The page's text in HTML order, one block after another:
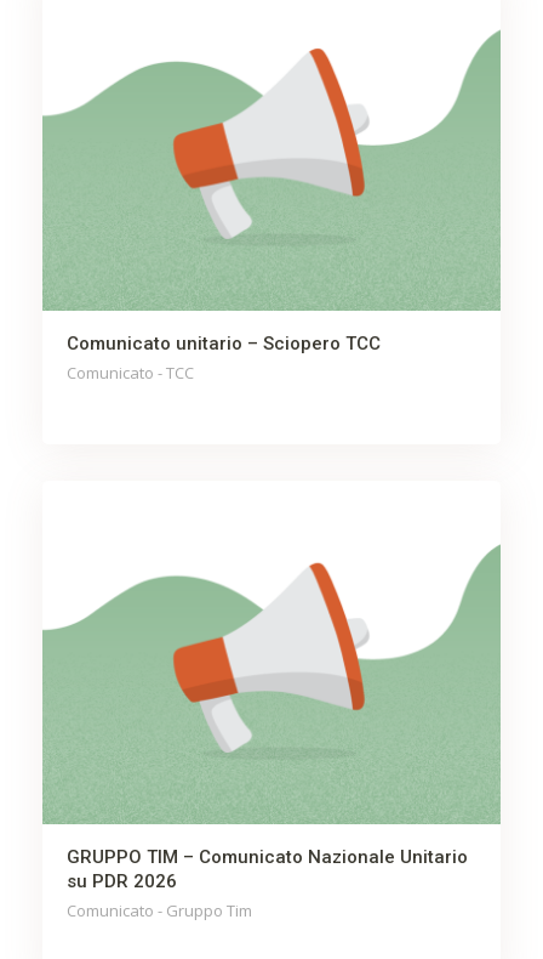
Comunicato unitario – Sciopero TCC
Comunicato - TCC
GRUPPO TIM – Comunicato Nazionale Unitario
su PDR 2026
Comunicato - Gruppo Tim